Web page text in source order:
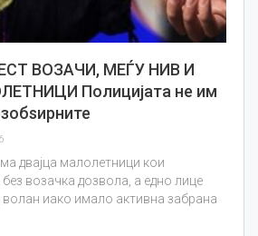
ВОЗАЧИ, МЕЃУ НИВ И
Полицијата не им
двајца малолетници кои
возачка дозвола, а едно лице
волан иако имало активна забрана